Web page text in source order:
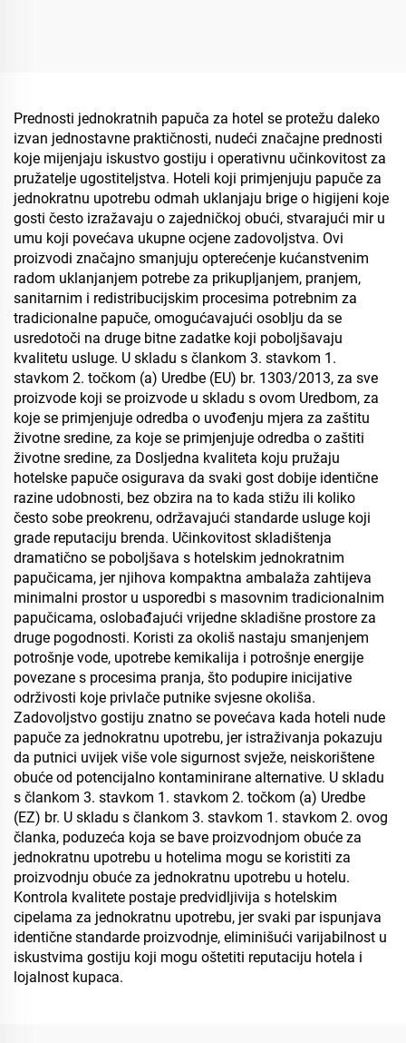
Prednosti jednokratnih papuča za hotel se protežu daleko
izvan jednostavne praktičnosti, nudeći značajne prednosti
koje mijenjaju iskustvo gostiju i operativnu učinkovitost za
pružatelje ugostiteljstva. Hoteli koji primjenjuju papuče za
jednokratnu upotrebu odmah uklanjaju brige o higijeni koje
gosti često izražavaju o zajedničkoj obući, stvarajući mir u
umu koji povećava ukupne ocjene zadovoljstva. Ovi
proizvodi značajno smanjuju opterećenje kućanstvenim
radom uklanjanjem potrebe za prikupljanjem, pranjem,
sanitarnim i redistribucijskim procesima potrebnim za
tradicionalne papuče, omogućavajući osoblju da se
usredotoči na druge bitne zadatke koji poboljšavaju
kvalitetu usluge. U skladu s člankom 3. stavkom 1.
stavkom 2. točkom (a) Uredbe (EU) br. 1303/2013, za sve
proizvode koji se proizvode u skladu s ovom Uredbom, za
koje se primjenjuje odredba o uvođenju mjera za zaštitu
životne sredine, za koje se primjenjuje odredba o zaštiti
životne sredine, za Dosljedna kvaliteta koju pružaju
hotelske papuče osigurava da svaki gost dobije identične
razine udobnosti, bez obzira na to kada stižu ili koliko
često sobe preokrenu, održavajući standarde usluge koji
grade reputaciju brenda. Učinkovitost skladištenja
dramatično se poboljšava s hotelskim jednokratnim
papučicama, jer njihova kompaktna ambalaža zahtijeva
minimalni prostor u usporedbi s masovnim tradicionalnim
papučicama, oslobađajući vrijedne skladišne prostore za
druge pogodnosti. Koristi za okoliš nastaju smanjenjem
potrošnje vode, upotrebe kemikalija i potrošnje energije
povezane s procesima pranja, što podupire inicijative
održivosti koje privlače putnike svjesne okoliša.
Zadovoljstvo gostiju znatno se povećava kada hoteli nude
papuče za jednokratnu upotrebu, jer istraživanja pokazuju
da putnici uvijek više vole sigurnost svježe, neiskorištene
obuće od potencijalno kontaminirane alternative. U skladu
s člankom 3. stavkom 1. stavkom 2. točkom (a) Uredbe
(EZ) br. U skladu s člankom 3. stavkom 1. stavkom 2. ovog
članka, poduzeća koja se bave proizvodnjom obuće za
jednokratnu upotrebu u hotelima mogu se koristiti za
proizvodnju obuće za jednokratnu upotrebu u hotelu.
Kontrola kvalitete postaje predvidljivija s hotelskim
cipelama za jednokratnu upotrebu, jer svaki par ispunjava
identične standarde proizvodnje, eliminišući varijabilnost u
iskustvima gostiju koji mogu oštetiti reputaciju hotela i
lojalnost kupaca.